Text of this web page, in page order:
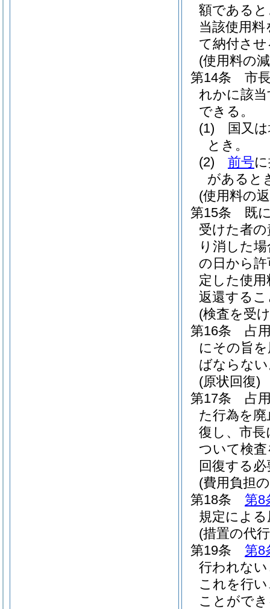
額である
当該使用
て納付さ
(使用料の
第14条
市
れかに該
できる。
(1)
国又
とき。
(2)
前号
があると
(使用料の
第15条
既
受けた者
り消した
の日から
定した使
返還する
(検査を受
第16条
占
にその旨
ばならな
(原状回復)
第17条
占
た行為を
復し、市
ついて検
回復する
(費用負担
第18条
第8
規定によ
(措置の代
第19条
第8
行われな
これを行
ことがで